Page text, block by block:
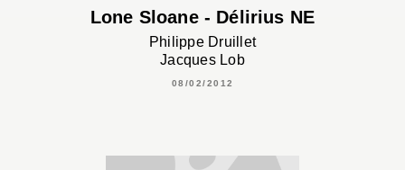
Lone Sloane - Délirius NE
Philippe Druillet
Jacques Lob
08/02/2012